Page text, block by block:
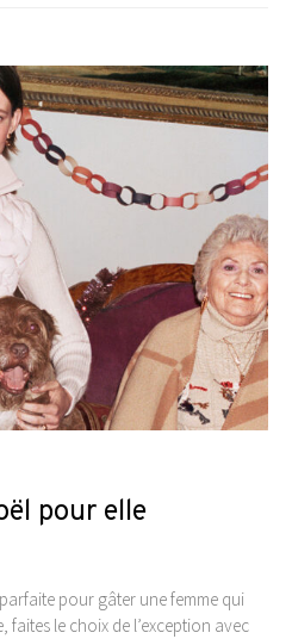
pour elle
pour gâter une femme qui
faites le choix de l’exception avec